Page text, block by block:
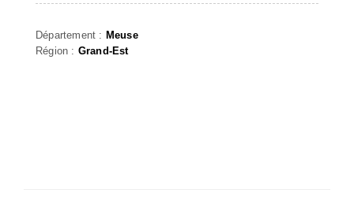
Département : Meuse
Région : Grand-Est